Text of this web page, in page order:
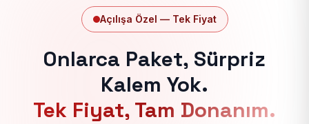
Açılışa Özel — Tek Fiyat
Onlarca Paket, Sürpriz
Kalem Yok.
Tek Fiyat, Tam Donanım.